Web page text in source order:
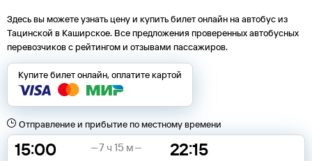
Здесь вы можете узнать цену и купить билет онлайн на автобус из
Тацинской в Каширское. Все предложения проверенных автобусных
перевозчиков с рейтингом и отзывами пассажиров.
Купите билет онлайн, оплатите картой
Отправление и прибытие по местному времени
15:00 22:15
7 ч 15 м